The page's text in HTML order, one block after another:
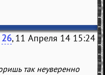
26, 11 Апреля 14 15:24
так неуверенно